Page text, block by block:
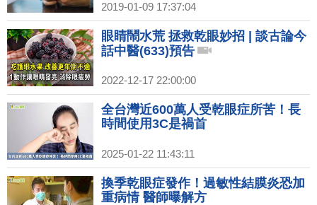
2019-01-09 17:37:04
眼睛鬧水荒 拯救乾眼妙招 | 談古論今
話中醫(633)預告
2022-12-17 22:00:00
全台灣近600萬人受乾眼症所苦！長
時間使用3C是禍首
2025-01-22 11:43:11
換季乾眼症發作！過敏性結膜炎恐加
重病情 醫師曝解方